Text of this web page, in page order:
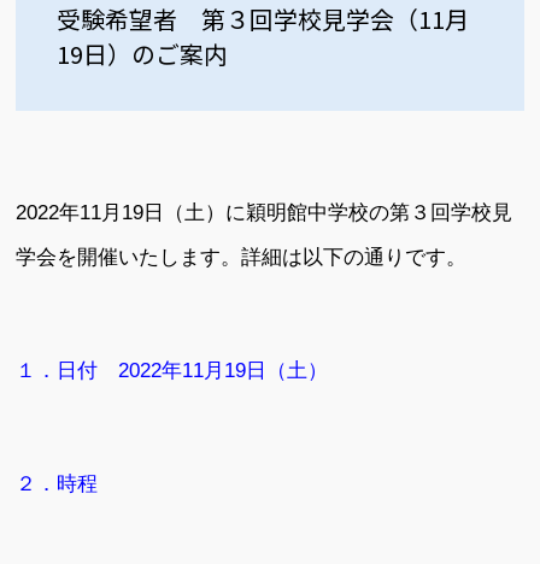
受験希望者 第３回学校見学会（11月
19日）のご案内
2022年11月19日（土）に穎明館中学校の第３回学校見
学会を開催いたします。詳細は以下の通りです。
１．日付 2022年11月19日（土）
２．時程